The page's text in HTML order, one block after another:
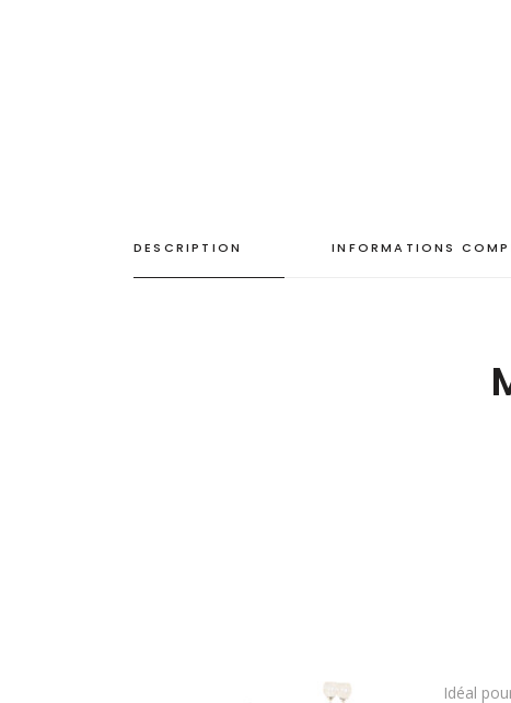
DESCRIPTION INFORMATIONS
Idéal